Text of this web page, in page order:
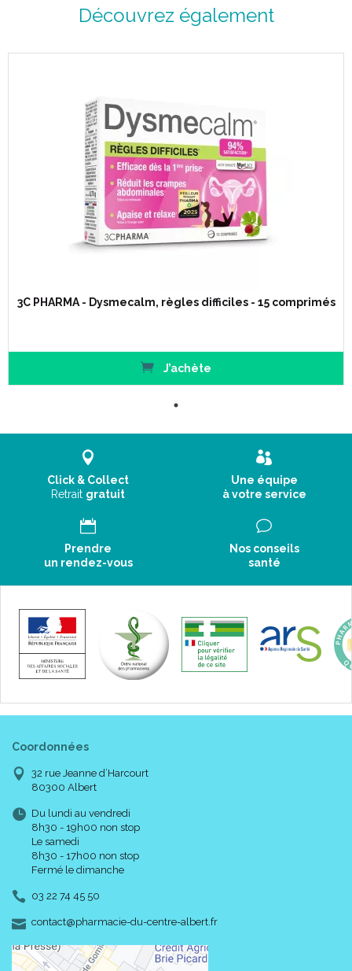
Découvrez également
3C PHARMA - Dysmecalm, règles difficiles - 15 comprimés
J’achète
Click & Collect
Retrait gratuit
Une équipe
à votre service
Prendre
un rendez-vous
Nos conseils
santé
Coordonnées
32 rue Jeanne d’Harcourt
80300 Albert
Du lundi au vendredi
8h30 - 19h00 non stop
Le samedi
8h30 - 17h00 non stop
Fermé le dimanche
03 22 74 45 50
contact-
@-
pharmacie-du-centre-albert.fr